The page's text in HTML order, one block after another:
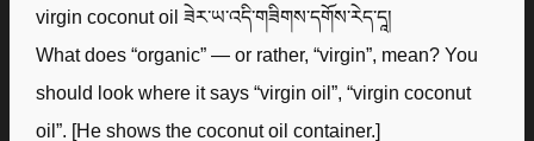
virgin coconut oil ཟེར་ཡ་འདི་གཟིགས་དགོས་རེད་དཱ།
What does “organic” — or rather, “virgin”, mean? You
should look where it says “virgin oil”, “virgin coconut
oil”. [He shows the coconut oil container.]